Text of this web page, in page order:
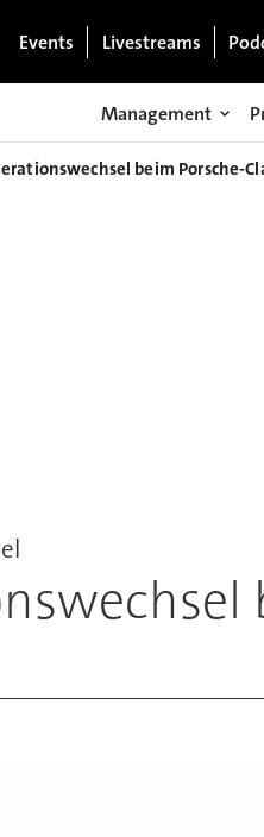
Events Livestreams
Management
beim Porsche-